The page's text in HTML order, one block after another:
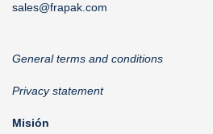
sales@frapak.com
General terms and conditions
Privacy statement
Misión